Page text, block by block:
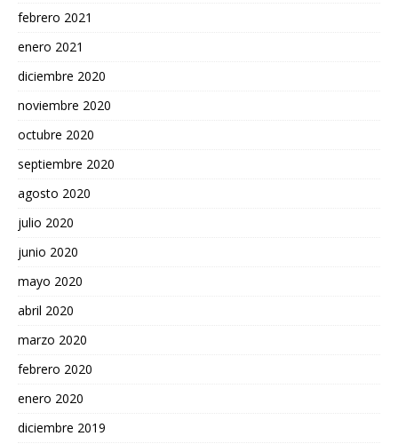
febrero 2021
enero 2021
diciembre 2020
noviembre 2020
octubre 2020
septiembre 2020
agosto 2020
julio 2020
junio 2020
mayo 2020
abril 2020
marzo 2020
febrero 2020
enero 2020
diciembre 2019